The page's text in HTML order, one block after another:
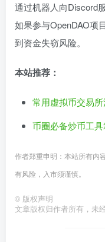
通过机器人向Discord
如果参与OpenDAO项
到资金失窃风险。
本站推荐：
常用虚拟币交易所
币圈必备炒币工具
作者郑重申明：本站所有内
有风险，入市须谨慎。
© 版权声明
文章版权归作者所有，未